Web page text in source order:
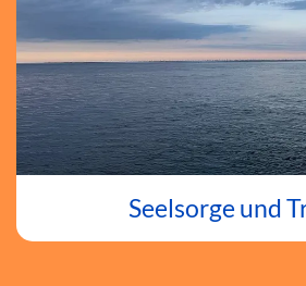
Seelsorge und